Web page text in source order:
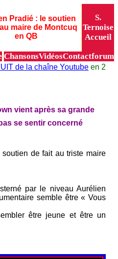
Pradié : le soutien
maire de Montcuq
en QB
S.
Ternoise
Accueil
ChansonsVidéosContactforum
de la chaîne Youtube en 2
vient après sa grande
se sentir concerné
de fait au triste maire
par le niveau Aurélien
semble être « Vous
être jeune et être un